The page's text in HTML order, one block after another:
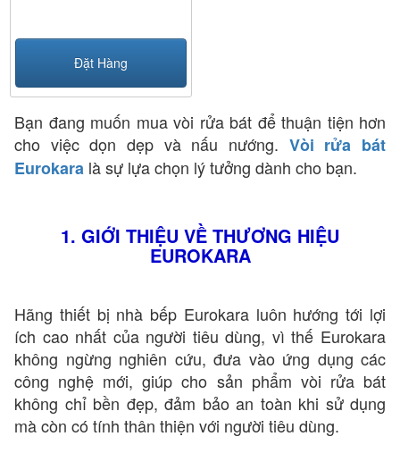
Đặt Hàng
Bạn đang muốn mua vòi rửa bát để thuận tiện hơn
cho việc dọn dẹp và nấu nướng. Vòi rửa bát
Eurokara là sự lựa chọn lý tưởng dành cho bạn.
1. GIỚI THIỆU VỀ THƯƠNG HIỆU
EUROKARA
Hãng thiết bị nhà bếp Eurokara luôn hướng tới lợi
ích cao nhất của người tiêu dùng, vì thế Eurokara
không ngừng nghiên cứu, đưa vào ứng dụng các
công nghệ mới, giúp cho sản phẩm vòi rửa bát
không chỉ bền đẹp, đảm bảo an toàn khi sử dụng
mà còn có tính thân thiện với người tiêu dùng.